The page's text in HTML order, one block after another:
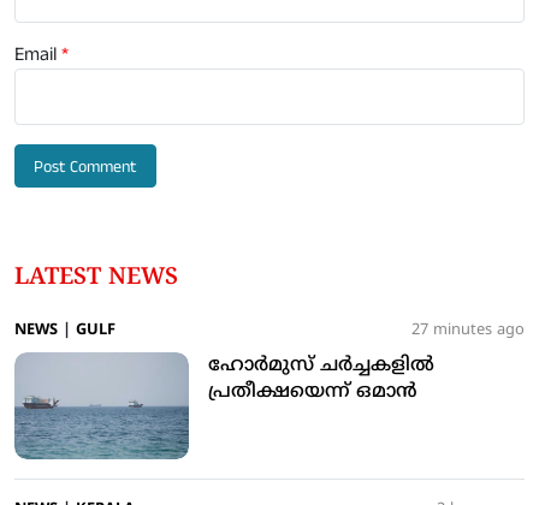
Email*
LATEST NEWS
NEWS GULF 27 minutes ago
ഹോർമുസ് ചർച്ചകളിൽ
പ്രതീക്ഷയെന്ന് ഒമാൻ